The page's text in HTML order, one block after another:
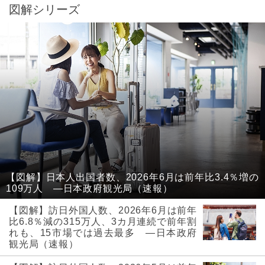
図解シリーズ
【図解】日本人出国者数、2026年6月は前年比3.4％増の
109万人 ―日本政府観光局（速報）
【図解】訪日外国人数、2026年6月は前年
比6.8％減の315万人、3カ月連続で前年割
れも、15市場では過去最多 ―日本政府
観光局（速報）